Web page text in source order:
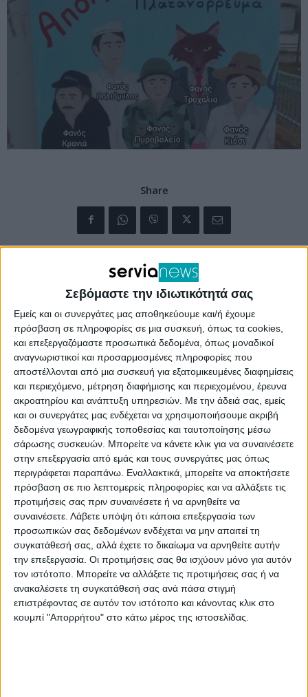
Σεβόμαστε την ιδιωτικότητά σας
Εμείς και οι συνεργάτες μας αποθηκεύουμε και/ή έχουμε
πρόσβαση σε πληροφορίες σε μια συσκευή, όπως τα cookies,
και επεξεργαζόμαστε προσωπικά δεδομένα, όπως μοναδικοί
αναγνωριστικοί και προσαρμοσμένες πληροφορίες που
αποστέλλονται από μια συσκευή για εξατομικευμένες διαφημίσεις
και περιεχόμενο, μέτρηση διαφήμισης και περιεχομένου, έρευνα
ακροατηρίου και ανάπτυξη υπηρεσιών. Με την άδειά σας, εμείς
και οι συνεργάτες μας ενδέχεται να χρησιμοποιήσουμε ακριβή
δεδομένα γεωγραφικής τοποθεσίας και ταυτοποίησης μέσω
σάρωσης συσκευών. Μπορείτε να κάνετε κλικ για να συναινέσετε
στην επεξεργασία από εμάς και τους συνεργάτες μας όπως
περιγράφεται παραπάνω. Εναλλακτικά, μπορείτε να αποκτήσετε
πρόσβαση σε πιο λεπτομερείς πληροφορίες και να αλλάξετε τις
προτιμήσεις σας πριν συναινέσετε ή να αρνηθείτε να
συναινέσετε. Λάβετε υπόψη ότι κάποια επεξεργασία των
προσωπικών σας δεδομένων ενδέχεται να μην απαιτεί τη
συγκατάθεσή σας, αλλά έχετε το δικαίωμα να αρνηθείτε αυτήν
την επεξεργασία. Οι προτιμήσεις σας θα ισχύουν μόνο για αυτόν
τον ιστότοπο. Μπορείτε να αλλάξετε τις προτιμήσεις σας ή να
ανακαλέσετε τη συγκατάθεσή σας ανά πάσα στιγμή
επιστρέφοντας σε αυτόν τον ιστότοπο και κάνοντας κλικ στο
κουμπί "Απορρήτου" στο κάτω μέρος της ιστοσελίδας.
Share
Την Τετάρτη 7 Φεβρουαρίου 2024 και ώρα 21:00,
το ΔΣ του Μορφωτικού συλλόγου
Πλατανορρεύματος καλεί τους εκπροσώπους και
τους συμμετέχοντες στους αποκριάτικους
φανούς, σε συγκέντρωση – ενημέρωση στην
αίθουσα πολλαπλών χρήσεων της κοινότητας.